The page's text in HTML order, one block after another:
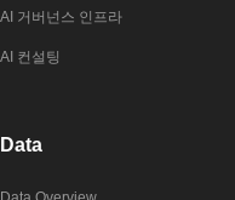
AI 거버넌스 인프라
AI 컨설팅
Data